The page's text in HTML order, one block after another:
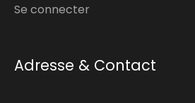
Se connecter
Adresse & Contact